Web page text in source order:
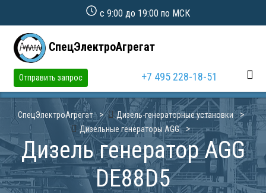
с 9:00 до 19:00 по МСК
СпецЭлектроАгрегат
Отправить запрос +7 495 228-18-51
СпецЭлектроАгрегат
Дизель-генераторные установки
Дизельные генераторы AGG
Дизель генератор AGG
DE88D5